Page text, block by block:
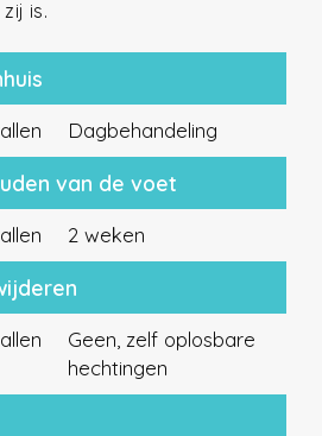
is.
Dagbehandeling
van de voet
2 weken
Geen, zelf oplosbare
hechtingen